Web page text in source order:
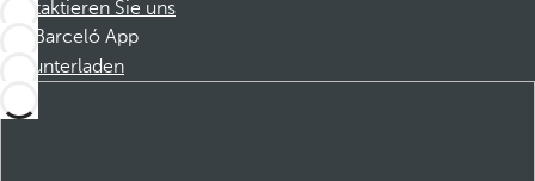
Kontaktieren Sie uns
Barceló App
Herunterladen